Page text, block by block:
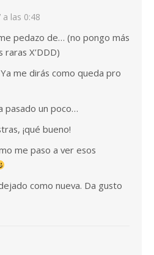
las 0:48
pedazo de… (no pongo más
X’DDD)
me dirás como queda pro
pasado un poco…
¡qué bueno!
me paso a ver esos
como nueva. Da gusto